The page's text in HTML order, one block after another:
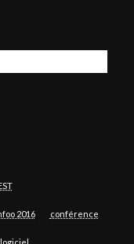
2016 conférence